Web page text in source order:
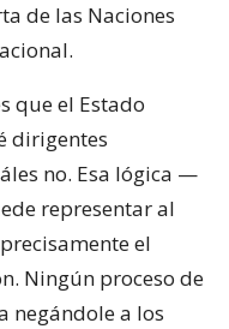
de las Naciones
que el Estado
dirigentes
no. Esa lógica —
representar al
el
Ningún proceso de
negándole a los